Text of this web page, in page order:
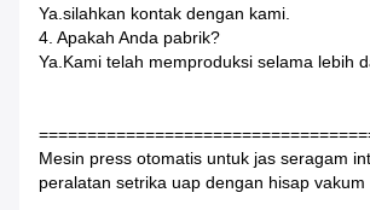
Ya.silahkan kontak dengan kami.
4. Apakah Anda pabrik?
Ya.Kami telah memproduksi selama lebih
Mesin press otomatis untuk jas seragam
peralatan setrika uap dengan hisap vakum